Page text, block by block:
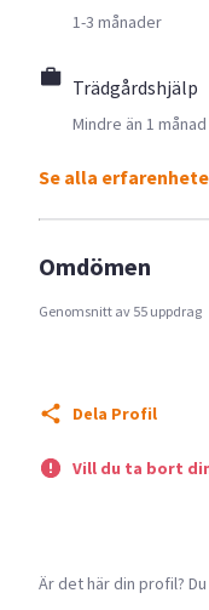
1-3 månader
Trädgårdshjälp
Mindre än 1 månad
Se alla
Omdömen
Genomsnitt av 55 uppdrag
Dela Profil
Vill du ta bort
Är det här din profil?